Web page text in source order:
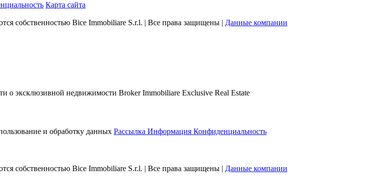
Карта сайта
собственностью Bice Immobiliare S.r.l. | Все права защищены | Данные компании
о эксклюзивной недвижимости Broker Immobiliare Exclusive Real Estate
и обработку данных Рассылка Информация Конфиденциальность
собственностью Bice Immobiliare S.r.l. | Все права защищены | Данные компании